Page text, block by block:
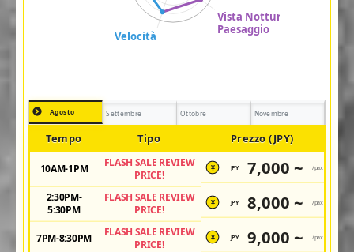
Agosto Settembre Ottobre Novembre
Tempo Tipo Prezzo (JPY)
10AM-1PM
FLASH SALE REVIEW
PRICE!
¥ JPY 7,000 ~ /pax
2:30PM-
5:30PM
FLASH SALE REVIEW
PRICE!
¥ JPY 8,000 ~ /pax
7PM-8:30PM
FLASH SALE REVIEW
PRICE!
¥ JPY 9,000 ~ /pax